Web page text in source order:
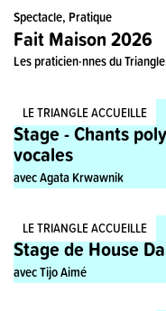
Spectacle, Pratique
Fait Maison 2026
Les praticien·nnes du
LE TRIANGLE ACCUEILLE
Stage, Pratique
Stage - Chants
vocales
avec Agata Krwawnik
LE TRIANGLE ACCUEILLE
Stage, Pratique
Stage de House
avec Tijo Aimé